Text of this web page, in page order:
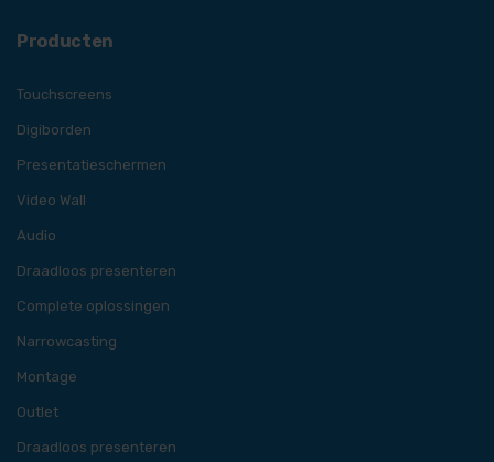
Producten
Touchscreens
Digiborden
Presentatieschermen
Video Wall
Audio
Draadloos presenteren
Complete oplossingen
Narrowcasting
Montage
Outlet
Draadloos presenteren